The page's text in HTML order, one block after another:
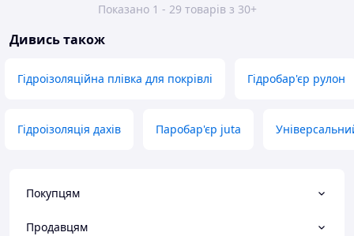
Показано 1 - 29 товарів з 30+
Дивись також
Гідроізоляційна плівка для покрівлі Гідробар'єр рулон
Гідроізоляція дахів Паробар'єр juta
Покупцям
Продавцям